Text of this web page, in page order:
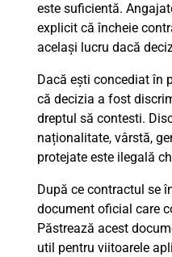
este suficientă.
explicit că încheie
același lucru dacă
Dacă ești concediat în
că decizia a fost
dreptul să contesti.
naționalitate, vârstă,
protejate este ilegală
După ce contractul se
document oficial care
Păstrează acest
util pentru viitoarele